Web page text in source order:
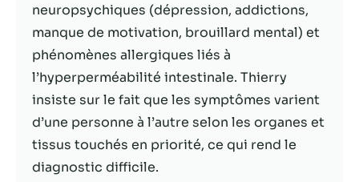
neuropsychiques (dépression, addictions,
manque de motivation, brouillard mental) et
phénomènes allergiques liés à
l’hyperperméabilité intestinale. Thierry
insiste sur le fait que les symptômes varient
d’une personne à l’autre selon les organes et
tissus touchés en priorité, ce qui rend le
diagnostic difficile.
certaines
fonctionnalités
disparaîtront
du site Web.
Marketing
En partageant
votre intérêt et